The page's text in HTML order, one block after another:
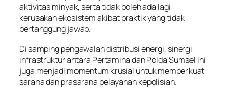
aktivitas minyak, serta tidak boleh ada lagi
kerusakan ekosistem akibat praktik yang tidak
bertanggung jawab.
Di samping pengawalan distribusi energi, sinergi
infrastruktur antara Pertamina dan Polda Sumsel ini
juga menjadi momentum krusial untuk memperkuat
sarana dan prasarana pelayanan kepolisian.